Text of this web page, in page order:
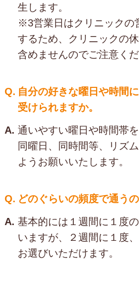
生します。
※3営業日はクリニックの
するため、クリニックの
含めませんのでご注意くだ
Q. 自分の好きな曜日や時間
受けられますか。
A. 通いやすい曜日や時間帯
同曜日、同時間等、リズ
ようお願いいたします。
Q. どのぐらいの頻度で通う
A. 基本的には１週間に１度
いますが、２週間に１度
お選びいただけます。